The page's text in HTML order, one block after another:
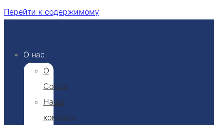
Перейти к содержимому
О нас
О
Союзе
Наша
команда